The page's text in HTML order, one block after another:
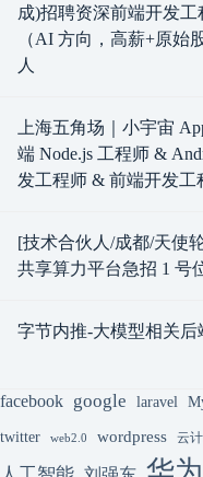
成)招聘资深前端开发工
（AI 方向，高薪+原始
人
上海五角场｜小宇宙
端 Node.js 工程师 &
发工程师 & 前端开发工
[技术合伙人/成都/天使
共享算力平台急招 1 号
字节内推-大模型相关后
facebook google laravel
twitter web2.0 wordpress 云